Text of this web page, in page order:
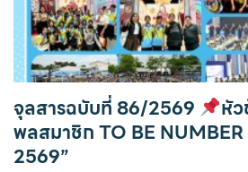
จุลสารฉบับที่ 86/2569
หั
พลสมาชิก TO BE NUMBER
2569”